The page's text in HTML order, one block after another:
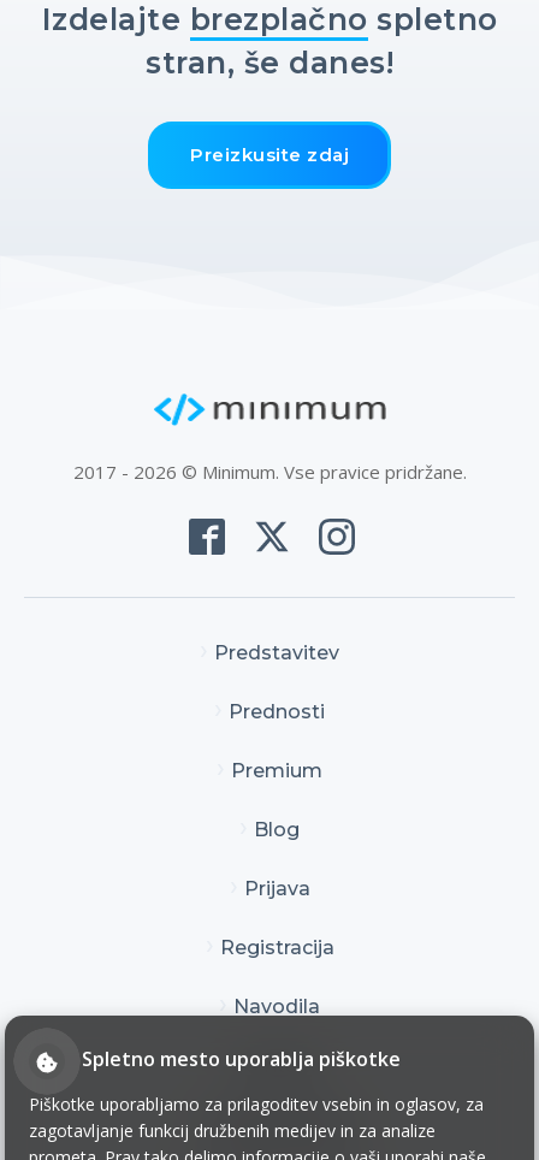
Izdelajte brezplačno spletno
stran, še danes!
Preizkusite zdaj
2017 - 2026 © Minimum. Vse pravice pridržane.
Predstavitev
Prednosti
Premium
Blog
Prijava
Registracija
Navodila
Kontakt
Pogoji uporabe
Spletno mesto uporablja piškotke
Piškotke uporabljamo za prilagoditev vsebin in oglasov, za
zagotavljanje funkcij družbenih medijev in za analize